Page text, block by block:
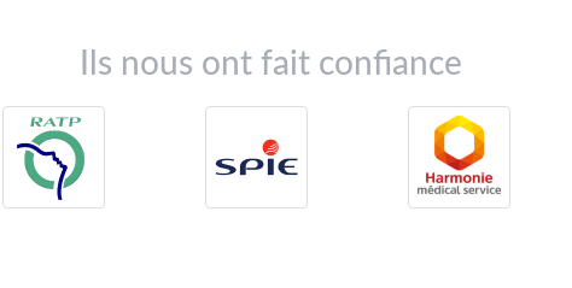
Ils nous ont fait confiance